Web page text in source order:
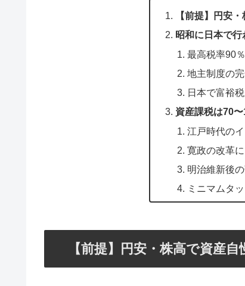
【前提】円安
昭和に日本で
最高税率90
地主制度の
日本で富裕
資産課税は70
江戸時代の
寛政の改革
明治維新後
ミニマムタ
【前提】円安・株高で資産